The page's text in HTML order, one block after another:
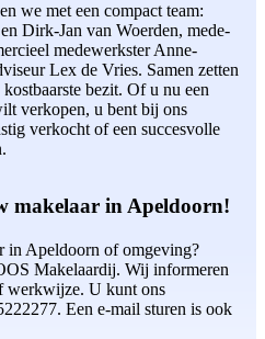
we met een compact team:
Dirk-Jan van Woerden, mede-
medewerkster Anne-
Lex de Vries. Samen zetten
bezit. Of u nu een
verkopen, u bent bij ons
verkocht of een succesvolle
makelaar in Apeldoorn!
in Apeldoorn of omgeving?
Makelaardij. Wij informeren
werkwijze. U kunt ons
Een e-mail sturen is ook